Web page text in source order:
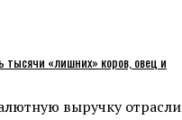
тысячи «лишних» коров, овец и
выручку